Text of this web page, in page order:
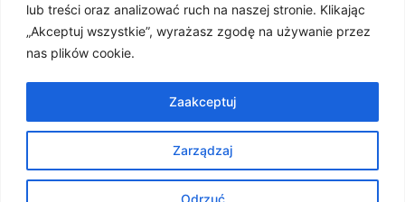
lub treści oraz analizować ruch na naszej stronie. Klikając
„Akceptuj wszystkie”, wyrażasz zgodę na używanie przez
nas plików cookie.
Zarządzaj
Odrzuć
Zaakceptuj
przypadnie Wam do gustu, jeśli z jakiegoś powodu
lubicie nagrywać własne rozmowy i […]
Prawa autorskie © 2026 Znosne Newsy | Obsługiwane przez
Motyw Astra WordPress